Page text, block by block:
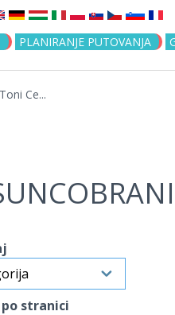
PLANIRANJE PUTOVANJA
Ce...
stranici